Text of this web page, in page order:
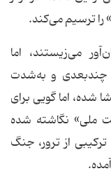
را ترسیم می‌کند.
می‌زیستند، اما
چندبعدی و به‌شدت
شده، اما گویی برای
ملی» نگاشته شده
از ترور، جنگ